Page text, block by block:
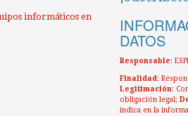
informáticos en
DATOS
Responsable:
Finalidad:
Legitimación:
obligación legal;
indica en la